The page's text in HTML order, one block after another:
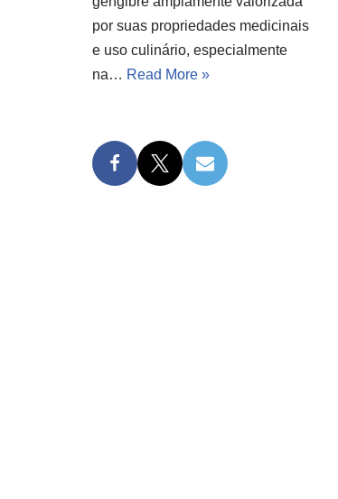
por suas propriedades medicinais
e uso culinário, especialmente
na… Read More »